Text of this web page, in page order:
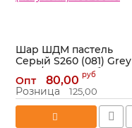
Шар ШДМ пастель
Серый S260 (081) Grey
10шт/уп (Колумбия)
460206-10
Артикул: 460206-10
Опт 80,00 руб
Розница 125,00